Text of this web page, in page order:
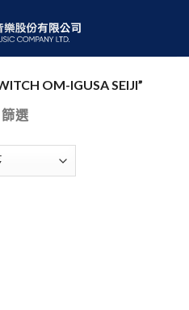
OM-IGUSA SEIJI”
篩選